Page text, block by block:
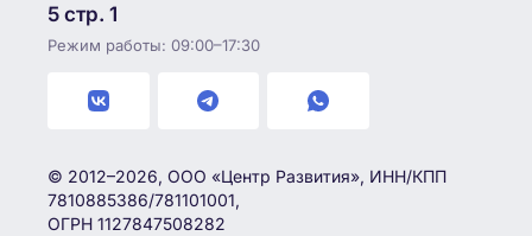
5 стр. 1
Режим работы: 09:00–17:30
© 2012–2026, ООО «Центр Развития», ИНН/КПП
7810885386/781101001,
ОГРН 1127847508282